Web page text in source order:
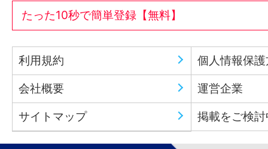
たった10秒で簡単登録【無料】
利用規約 個人情報保
会社概要 運営企業
サイトマップ 掲載をご検